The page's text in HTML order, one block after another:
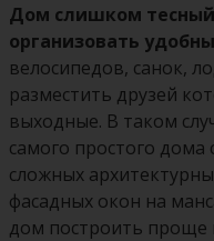
Дом слишком
организовать
велосипедов, санок,
разместить друзей
выходные. В таком
самого простого дома
сложных
фасадных окон на
дом построить проще